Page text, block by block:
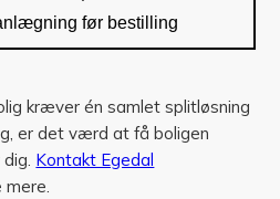
før bestilling
kræver én samlet splitløsning
er det værd at få boligen
Kontakt Egedal
mere.